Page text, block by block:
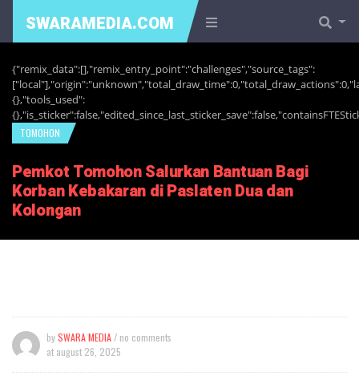
SWARAMEDIA.COM
{"remix_data":[],"remix_entry_point":"challenges","source_tags":
{},"tools_used":
TOMOHON
Pemkot Tomohon Salurkan Bantuan Bagi
Korban Kebakaran di Paslaten Dua dan
Kolongan
bySWARA MEDIA / no comments
at august 26, 2025